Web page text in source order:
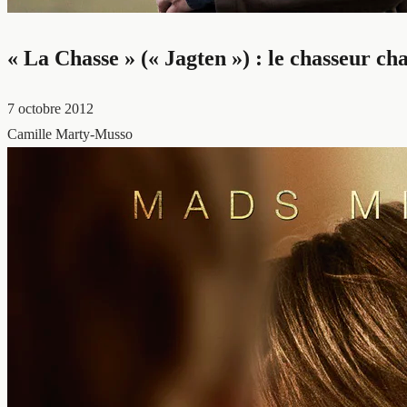
« La Chasse » (« Jagten ») : le chasseur
7 octobre 2012
Camille Marty-Musso